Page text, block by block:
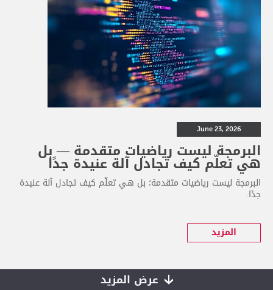
June 23, 2026
البرمجة ليست رياضيات متقدمة — بل
هي تعلّم كيف تجادل آلة عنيدة جدًا
البرمجة ليست رياضيات متقدمة؛ بل هي تعلّم كيف تجادل آلة عنيدة
جدًا.
المزيد
عرض المزيد